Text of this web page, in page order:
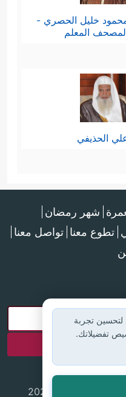
خليل الحصري -
المعلم
الحذيفي
شهر رمضان
تطوع معنا تواصل معنا
أون لاين © 2025
لتحسين تجربة
تفضيلاتك.